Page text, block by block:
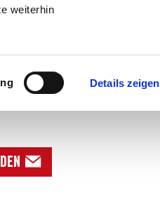
weiterhin
Details zeigen